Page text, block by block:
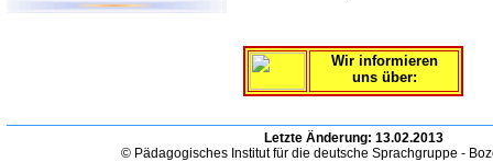
Wir informieren
uns über:
Letzte Änderung: 13.02.2013
© Pädagogisches Institut für die deutsche Sprachgruppe -